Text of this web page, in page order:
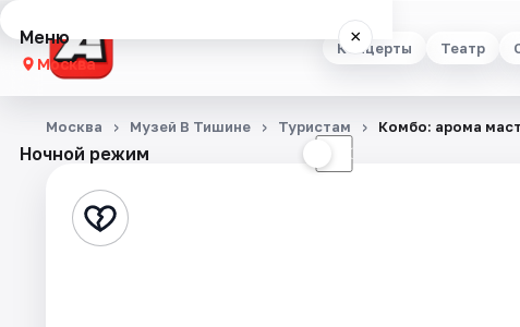
Концерты Театр
Меню ×
Москва
Концерты
Стендап
Ночной режим ☾
Москва Музей В Тишине Туристам Комбо: арома